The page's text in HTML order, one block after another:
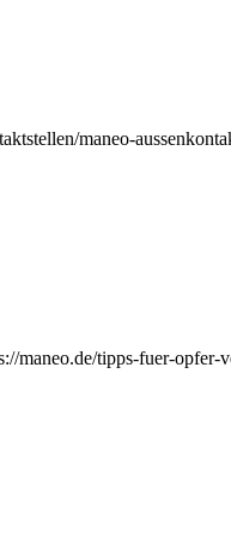
maneo-
maneo.de/tipps-fuer-